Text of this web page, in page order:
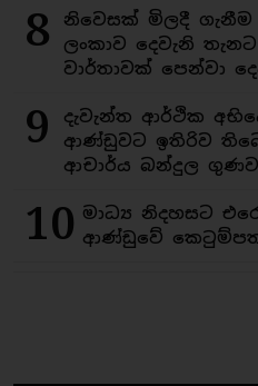
8
නිවෙසක් මිලදී
ලංකාව දෙවැනි තැනට
වාර්තාවක් පෙන්වා
9
දැවැන්ත ආර්ථික
ආණ්ඩුවට ඉතිරිව
ආචාර්ය බන්දුල
10 මාධ්‍ය නිදහසට
ආණ්ඩුවේ